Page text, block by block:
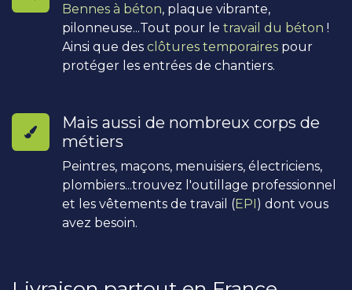
Bennes à béton, plaque vibrante,
pilonneuse...Tout pour le travail du béton !
Ainsi que des clôtures temporaires pour
protéger les entrées de chantiers.
Mais aussi de nombreux corps de
métiers
Peintres, maçons, menuisiers, électriciens,
plombiers...trouvez l'outillage professionnel
et les vêtements de travail (EPI) dont vous
avez besoin.